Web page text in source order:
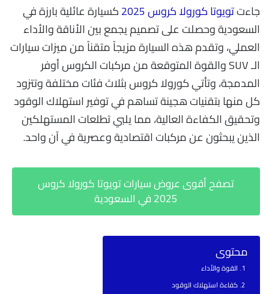
جاءتتويوتا كورولا كروس 2025
كسيارة عائلية بارزة في
السعودية وحصلت على تصميم يجمع بين الأناقة والأداء
العملي، وتقدم هذه السيارة مزيجاً متقناً من ميزات سيارات
الـ SUV والقوة المتوقعة من مركبات الكروس أوفر
المدمجة، وتأتي كورولا كروس بثلاث فئات مختلفة وتتزود
كل منها بتقنيات هجينة تساهم في توفير استهلاك الوقود
وتحقيق الكفاءة العالية، مما يلبي تطلعات المستهلكين
الذين يبحثون عن مركبات اقتصادية وعصرية في آن واحد.
تصفح أقوى عروض سيارات تويوتا كورولا كروس
2025 في السعودية
محتوى
القوة والأداء
كفاءة استهلاك الوقود